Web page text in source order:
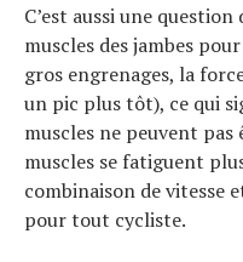
C’est aussi une
muscles des jambes
gros engrenages, la
un pic plus tôt), ce qui
muscles ne peuvent
muscles se fatiguent
combinaison de vitesse
pour tout cycliste.